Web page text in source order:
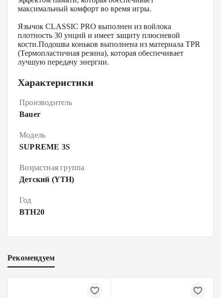
максимальный комфорт во время игры.
Язычок CLASSIC PRO выполнен из войлока
плотность 30 унций и имеет защиту плюсневой
кости.Подошва коньков выполнена из материала TPR
(Термопластичная резина), которая обеспечивает
лучшую передачу энергии.
Характеристики
Производитель
Bauer
Модель
SUPREME 3S
Возрастная группа
Детский (YTH)
Год
BTH20
Рекомендуем